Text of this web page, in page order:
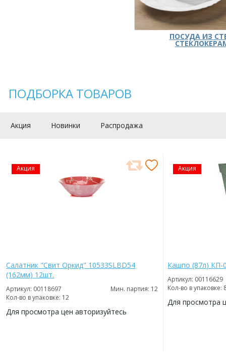
ПОСУДА ИЗ
ПОДБОРКА ТОВАРОВ
Акция Новинки Распродажа
Акция
Салатник "Свит Оркид" 10533SLBD54
(162мм) 12шт.
Артикул: 00118697
Мин. партия: 12
Кол-во в упаковке: 12
Для просмотра цен авторизуйтесь
Акция
Кашпо (87л) КП-
Артикул: 00116629
Кол-во в упаковке:
Для просмотра